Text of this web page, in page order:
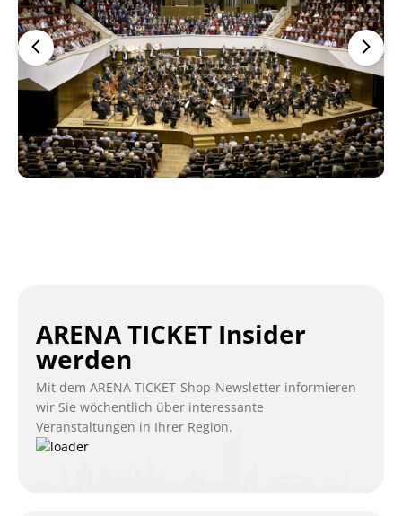
ARENA TICKET Insider
werden
Mit dem ARENA TICKET-Shop-Newsletter informieren
wir Sie wöchentlich über interessante
Veranstaltungen in Ihrer Region.